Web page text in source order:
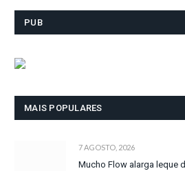
PUB
MAIS POPULARES
7 AGOSTO, 2026
Mucho Flow alarga leque